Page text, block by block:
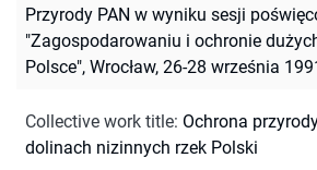
Przyrody PAN w wyniku sesji
"Zagospodarowaniu i ochronie
Polsce", Wrocław, 26-28 września
Collective work title: Ochrona
dolinach nizinnych rzek Polski